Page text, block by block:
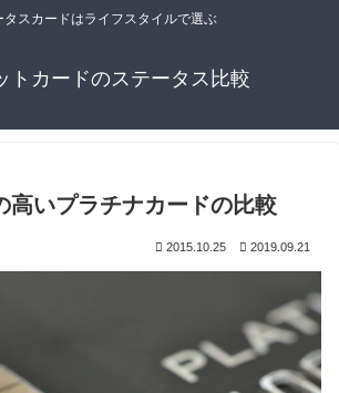
タスカードはライフスタイルで選ぶ
トカードのステータス比較
高いプラチナカードの比較
2015.10.25 2019.09.21